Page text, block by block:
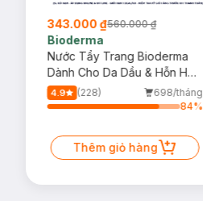
343.000 ₫560.000 ₫
Bioderma
Nước Tẩy Trang Bioderma
Dành Cho Da Dầu & Hỗn Hợp
500ml
4.9 (228)
698/tháng
84%
Thêm giỏ hàng